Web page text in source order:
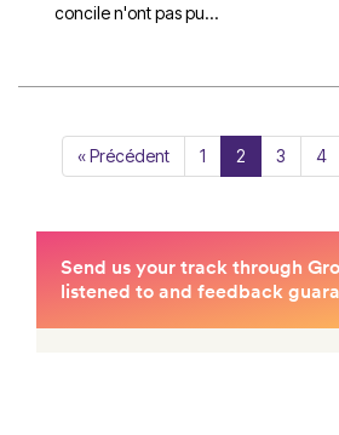
concile n'ont pas pu...
« Précédent 1 2 3 4